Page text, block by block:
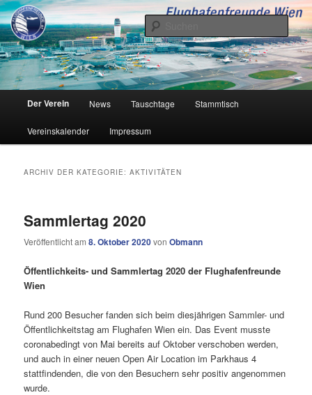
Zum
Inhalt
wechseln
Zum
sekundären
Inhalt
wechselnFlughafenfreunde Wien
HauptmenüDer Verein News Tauschtage Stammtisch
Vereinskalender Impressum
ARCHIV DER KATEGORIE:AKTIVITÄTEN
Sammlertag 2020
Veröffentlicht am8. Oktober 2020vonObmann
Öffentlichkeits- und Sammlertag 2020 der Flughafenfreunde
Wien
Rund 200 Besucher fanden sich beim diesjährigen Sammler- und
Öffentlichkeitstag am Flughafen Wien ein. Das Event musste
coronabedingt von Mai bereits auf Oktober verschoben werden,
und auch in einer neuen Open Air Location im Parkhaus 4
stattfindenden, die von den Besuchern sehr positiv angenommen
wurde.